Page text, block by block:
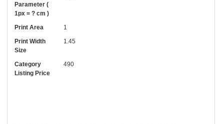
uygulama kılavuzu da gönderilecektir.
arayıp talebinizi iletebilirsiniz.
• Görselde düzenleme yaptırmak istiyorsanız yine bize telefon
numaramızdan ulaşabilirsiniz.
Parameter (
1px = ? cm )
Print Area
1
Print Width
Size
1.45
Category
Listing Price
490